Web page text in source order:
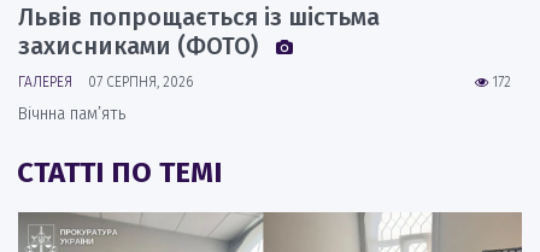
Львів попрощається із шістьма
захисниками (ФОТО)
172
ГАЛЕРЕЯ 07 СЕРПНЯ, 2026
Вічнна пам’ять
СТАТТІ ПО ТЕМІ